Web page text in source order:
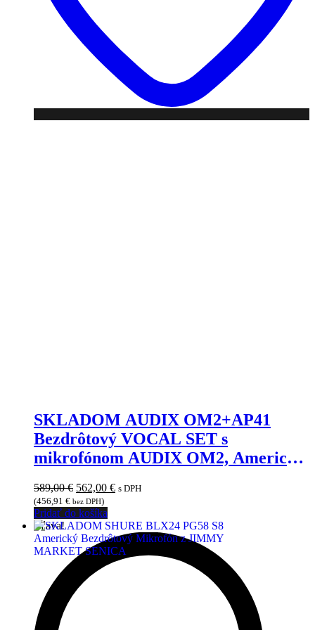
SKLADOM AUDIX OM2+AP41
Bezdrôtový VOCAL SET s
mikrofónom AUDIX OM2, Americký
MARKET SENICA
589,00€ Pôvodná
cena
bola:
589,00 €.
562,00 €Aktuálna
562,00 €.
s DPH
(456,91 € bez DPH)
Pridať do košíka
Zľava!